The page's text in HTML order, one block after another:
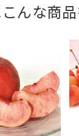
んな商品